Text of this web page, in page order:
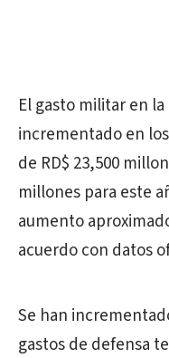
El gasto militar en
incrementado en
de RD$ 23,500
millones para este
aumento
acuerdo con datos
Se han
gastos de defensa